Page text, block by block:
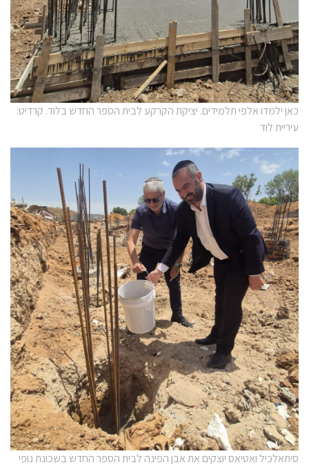
כאן ילמדו אלפי תלמידים. יציקת הקרקע לבית הספר החדש בלוד. קרדיט:
עיריית לוד
סיתאלכיל ואטיאס יוצקים את אבן הפינה לבית הספר החדש בשכונת נופי